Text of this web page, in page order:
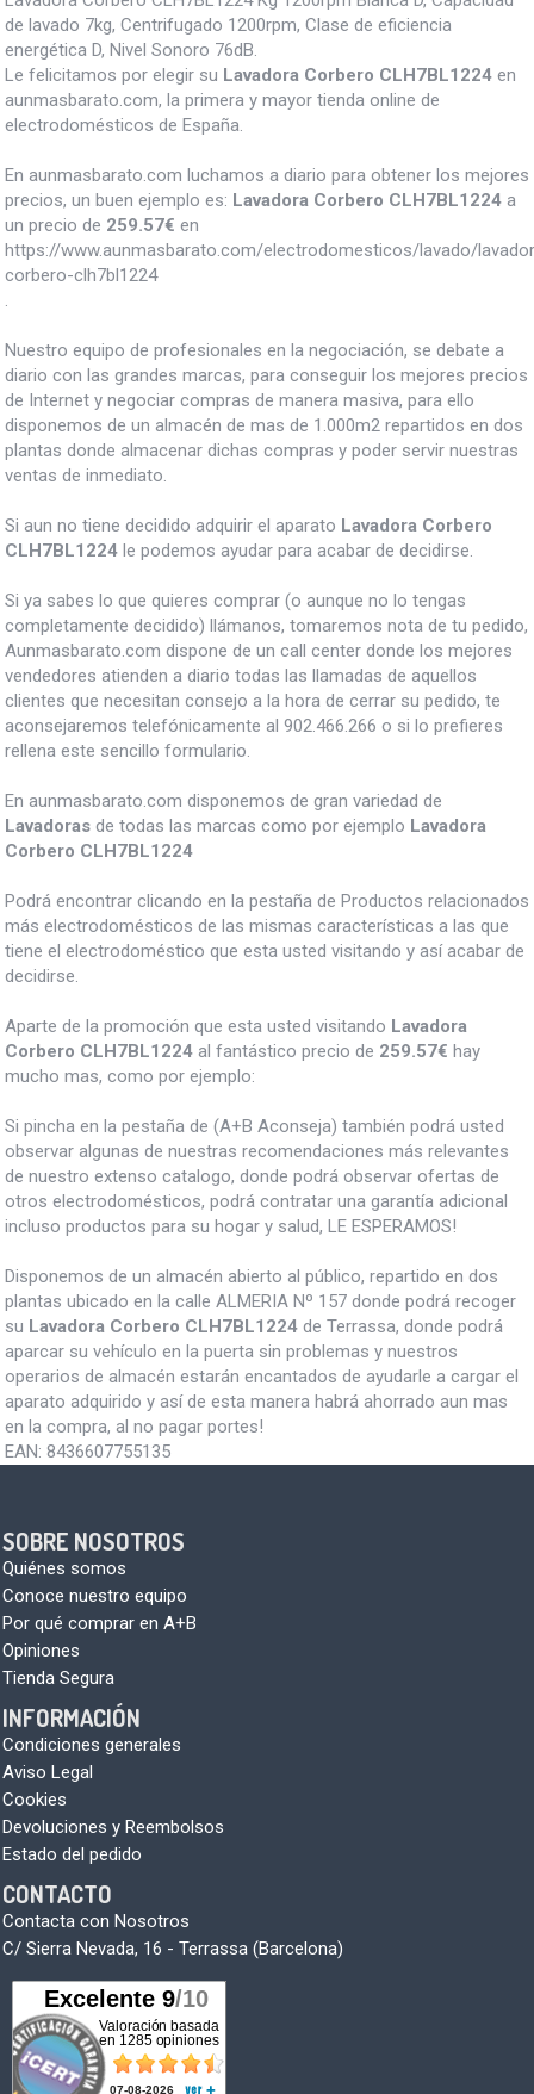
de lavado 7kg, Centrifugado 1200rpm, Clase de eficiencia
energética D, Nivel Sonoro 76dB.
Le felicitamos por elegir su Lavadora Corbero CLH7BL1224 en
aunmasbarato.com, la primera y mayor tienda online de
electrodomésticos de España.
En aunmasbarato.com luchamos a diario para obtener los mejores
precios, un buen ejemplo es: Lavadora Corbero CLH7BL1224 a
un precio de 259.57€ en
https://www.aunmasbarato.com/electrodomesticos/lavado/
corbero-clh7bl1224
.
Nuestro equipo de profesionales en la negociación, se debate a
diario con las grandes marcas, para conseguir los mejores precios
de Internet y negociar compras de manera masiva, para ello
disponemos de un almacén de mas de 1.000m2 repartidos en dos
plantas donde almacenar dichas compras y poder servir nuestras
ventas de inmediato.
Si aun no tiene decidido adquirir el aparato Lavadora Corbero
CLH7BL1224 le podemos ayudar para acabar de decidirse.
Si ya sabes lo que quieres comprar (o aunque no lo tengas
completamente decidido) llámanos, tomaremos nota de tu pedido,
Aunmasbarato.com dispone de un call center donde los mejores
vendedores atienden a diario todas las llamadas de aquellos
clientes que necesitan consejo a la hora de cerrar su pedido, te
aconsejaremos telefónicamente al 902.466.266 o si lo prefieres
rellena este sencillo formulario.
En aunmasbarato.com disponemos de gran variedad de
Lavadoras de todas las marcas como por ejemplo Lavadora
Corbero CLH7BL1224
Podrá encontrar clicando en la pestaña de Productos relacionados
más electrodomésticos de las mismas características a las que
tiene el electrodoméstico que esta usted visitando y así acabar de
decidirse.
Aparte de la promoción que esta usted visitando Lavadora
Corbero CLH7BL1224 al fantástico precio de 259.57€ hay
mucho mas, como por ejemplo:
Si pincha en la pestaña de (A+B Aconseja) también podrá usted
observar algunas de nuestras recomendaciones más relevantes
de nuestro extenso catalogo, donde podrá observar ofertas de
otros electrodomésticos, podrá contratar una garantía adicional
incluso productos para su hogar y salud, LE ESPERAMOS!
Disponemos de un almacén abierto al público, repartido en dos
plantas ubicado en la calle ALMERIA Nº 157 donde podrá recoger
su Lavadora Corbero CLH7BL1224 de Terrassa, donde podrá
aparcar su vehículo en la puerta sin problemas y nuestros
operarios de almacén estarán encantados de ayudarle a cargar el
aparato adquirido y así de esta manera habrá ahorrado aun mas
en la compra, al no pagar portes!
EAN: 8436607755135
SOBRE NOSOTROS
Quiénes somos
Conoce nuestro equipo
Por qué comprar en A+B
Opiniones
Tienda Segura
INFORMACIÓN
Condiciones generales
Aviso Legal
Cookies
Devoluciones y Reembolsos
Estado del pedido
CONTACTO
Contacta con Nosotros
C/ Sierra Nevada, 16 - Terrassa (Barcelona)